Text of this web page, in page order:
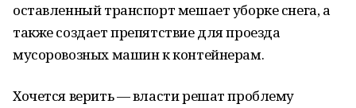
оставленный транспорт мешает уборке снега, а
также создает препятствие для проезда
мусоровозных машин к контейнерам.
Хочется верить — власти решат проблему